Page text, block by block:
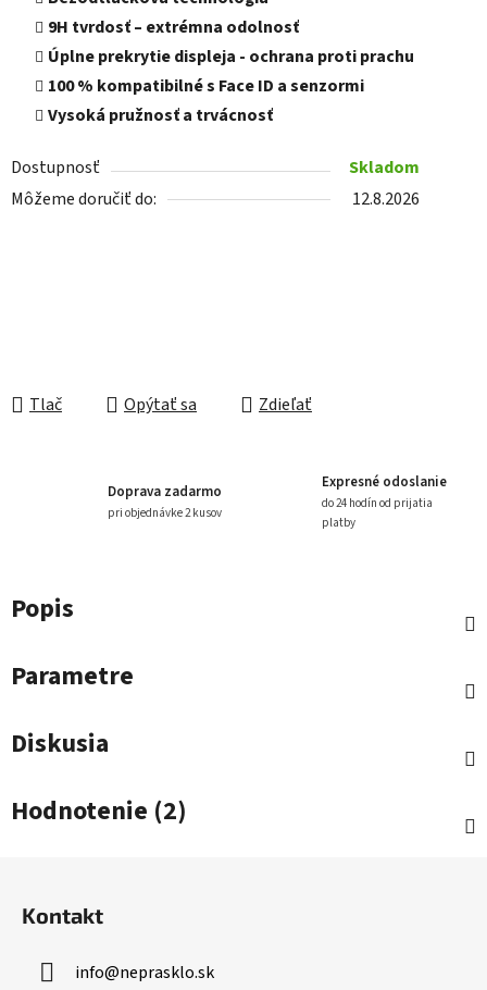
9H tvrdosť – extrémna odolnosť
Úplne prekrytie displeja - ochrana proti prachu
100 % kompatibilné s Face ID a senzormi
Vysoká pružnosť a trvácnosť
Dostupnosť
Skladom
Môžeme doručiť do:
12.8.2026
Tlač Opýtať sa Zdieľať
Doprava zadarmo
pri objednávke 2 kusov
Expresné odoslanie
do 24 hodín od prijatia
platby
Popis
Parametre
Diskusia
Hodnotenie (2)
Kontakt
info@neprasklo.sk